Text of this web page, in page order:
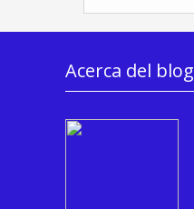
Acerca del blog